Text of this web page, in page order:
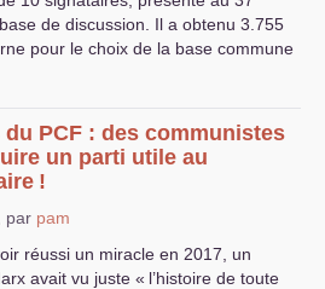
de discussion. Il a obtenu 3.755
pour le choix de la base commune
du PCF : des communistes
un parti utile au
!
par pam
réussi un miracle en 2017, un
avait vu juste « l’histoire de toute